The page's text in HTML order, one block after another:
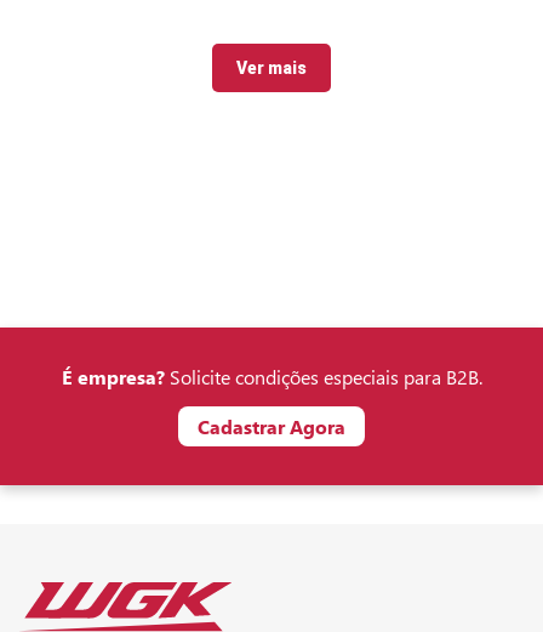
Ver mais
É empresa?Solicite condições especiais para B2B.
Cadastrar Agora